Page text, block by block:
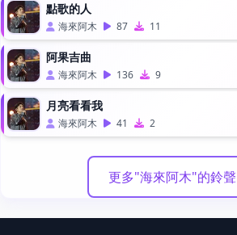
點歌的人
海來阿木 87 11
阿果吉曲
海來阿木 136 9
月亮看看我
海來阿木 41 2
更多"海來阿木"的鈴聲